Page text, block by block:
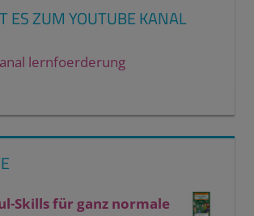
ES ZUM YOUTUBE KANAL
lernfoerderung
Skills für ganz normale